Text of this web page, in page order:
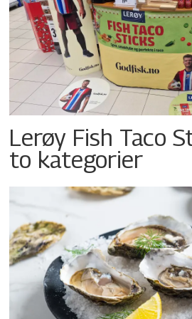
Lerøy Fish Taco
to kategorier